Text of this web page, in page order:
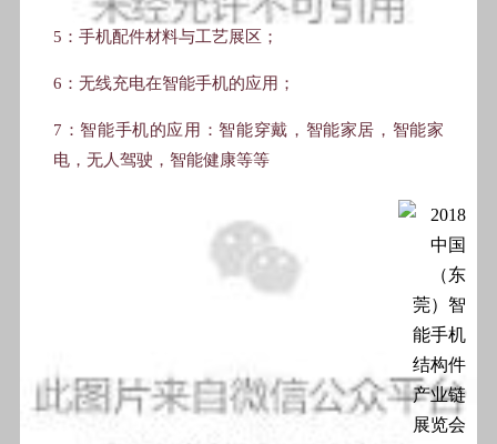
5：手机配件材料与工艺展区；
6：无线充电在智能手机的应用；
7：智能手机的应用：智能穿戴，智能家居，智能家
电，无人驾驶，智能健康等等